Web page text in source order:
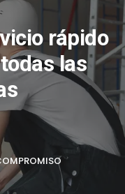
rápido
las